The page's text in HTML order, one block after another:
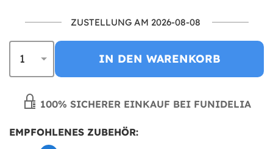
ZUSTELLUNG AM 2026-08-08
IN DEN WARENKORB
100% SICHERER EINKAUF BEI FUNIDELIA
EMPFOHLENES ZUBEHÖR: